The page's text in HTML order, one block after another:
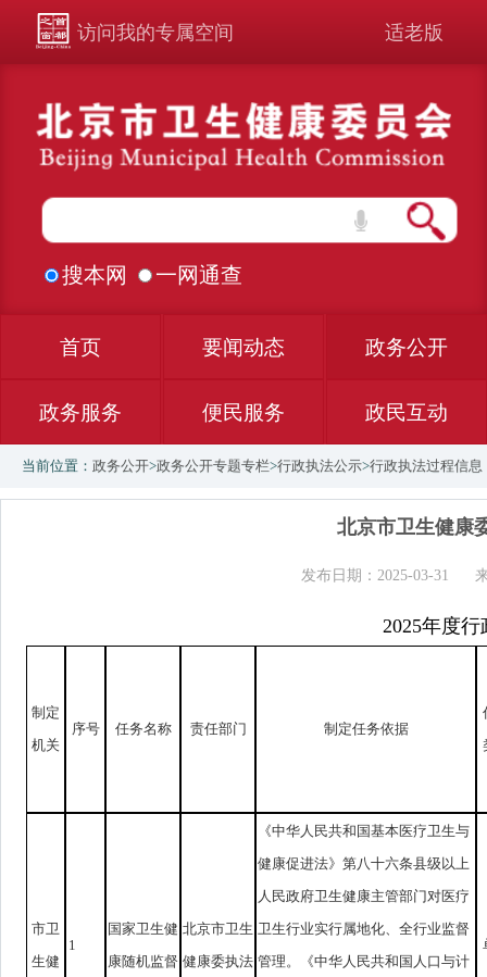
访问我的专属空间 适老版
搜本网 一网通查
首页 要闻动态 政务公开
政务服务 便民服务 政民互动
当前位置： 政务公开>政务公开专题专栏>行政执法公示>行政执法过程信息
北京市卫生健康
发布日期：2025-03-31
2025年度
制定
机关
序号 任务名称 责任部门 制定任务依据
市卫
生健
1
国家卫生健
康随机监督
北京市卫生
健康委执法
《中华人民共和国基本医疗卫生与
健康促进法》第八十六条县级以上
人民政府卫生健康主管部门对医疗
卫生行业实行属地化、全行业监督
管理。《中华人民共和国人口与计